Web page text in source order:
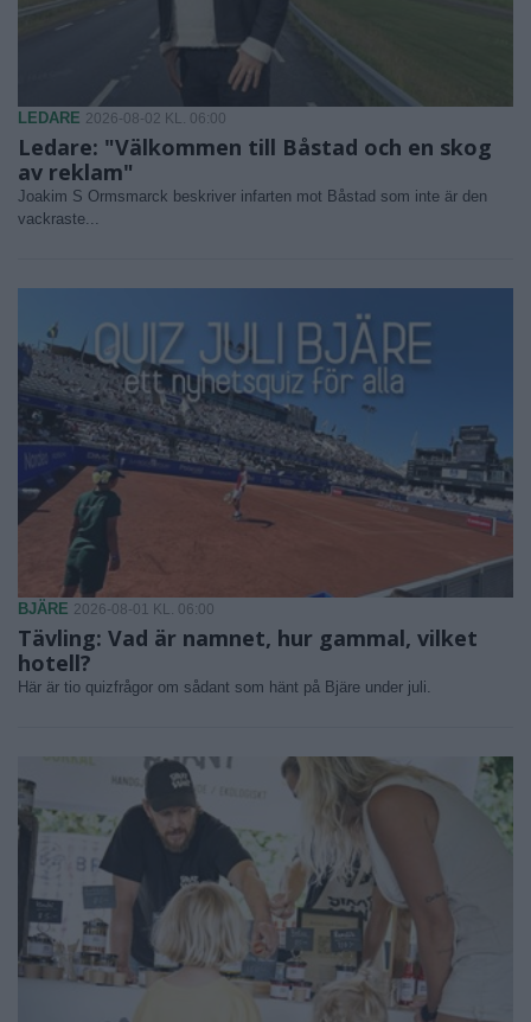
LEDARE 2026-08-02 KL. 06:00
Ledare: "Välkommen till Båstad och en skog
av reklam"
Joakim S Ormsmarck beskriver infarten mot Båstad som inte är den
vackraste...
BJÄRE 2026-08-01 KL. 06:00
Tävling: Vad är namnet, hur gammal, vilket
hotell?
Här är tio quizfrågor om sådant som hänt på Bjäre under juli.